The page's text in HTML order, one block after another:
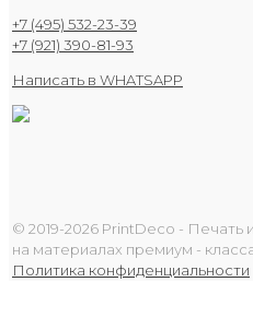
+7 (495) 532-23-39
+7 (921) 390-81-93
Написать в WHATSAPP
© 2019-2026 PrintDeco -
на материалах премиум -
Политика конфиденциальности